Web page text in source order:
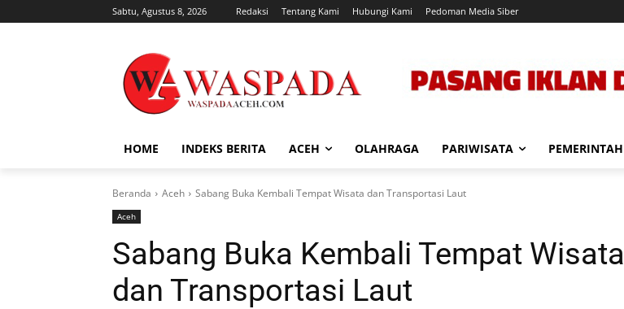
Sabtu, Agustus 8, 2026 Redaksi Tentang Kami Hubungi Kami Pedoman Media Siber
HOME INDEKS BERITA ACEH OLAHRAGA PARIWISATA PEMERINTAH
Beranda Aceh Sabang Buka Kembali Tempat Wisata dan Transportasi Laut
Aceh
Sabang Buka Kembali Tempat Wisata
dan Transportasi Laut